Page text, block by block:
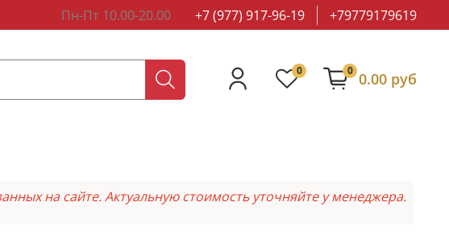
Пн-Пт 10.00-20.00 +7 (977) 917-96-19 +79779179619
0 0 0.00 руб
на сайте. Актуальную стоимость уточняйте у менеджера.